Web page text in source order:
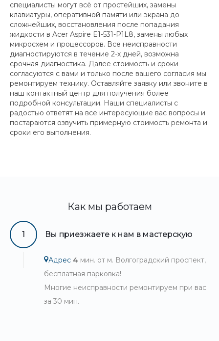
специалисты могут всё от простейших, замены
клавиатуры, оперативной памяти или экрана до
сложнейших, восстановления после попадания
жидкости в Acer Aspire E1-531-P1L8, замены любых
микросхем и процессоров. Все неисправности
диагностируются в течение 2-х дней, возможна
срочная диагностика. Далее стоимость и сроки
согласуются с вами и только после вашего согласия мы
ремонтируем технику. Оставляйте заявку или звоните в
наш контактный центр для получения более
подробной консультации. Наши специалисты с
радостью ответят на все интересующие вас вопросы и
постараются озвучить примерную стоимость ремонта и
сроки его выполнения.
Как мы работаем
1 Вы приезжаете к нам в мастерскую
Адрес 4 мин. от м. Волгоградский проспект,
бесплатная парковка!
Многие неисправности ремонтируем при вас
за 30 мин.